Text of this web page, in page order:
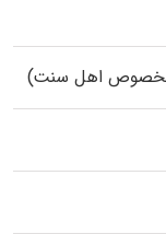
(مخصوص اهل سنت)